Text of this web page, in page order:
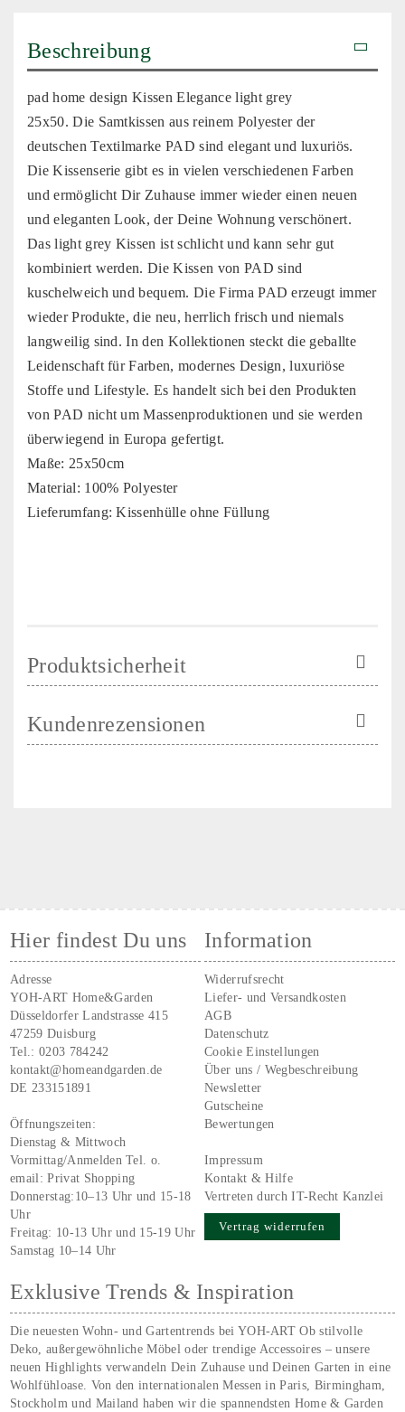
Beschreibung
pad home design Kissen Elegance light grey
25x50. Die Samtkissen aus reinem Polyester der
deutschen Textilmarke PAD sind elegant und luxuriös.
Die Kissenserie gibt es in vielen verschiedenen Farben
und ermöglicht Dir Zuhause immer wieder einen neuen
und eleganten Look, der Deine Wohnung verschönert.
Das light grey Kissen ist schlicht und kann sehr gut
kombiniert werden. Die Kissen von PAD sind
kuschelweich und bequem. Die Firma PAD erzeugt immer
wieder Produkte, die neu, herrlich frisch und niemals
langweilig sind. In den Kollektionen steckt die geballte
Leidenschaft für Farben, modernes Design, luxuriöse
Stoffe und Lifestyle. Es handelt sich bei den Produkten
von PAD nicht um Massenproduktionen und sie werden
überwiegend in Europa gefertigt.
Maße: 25x50cm
Material: 100% Polyester
Lieferumfang: Kissenhülle ohne Füllung
Produktsicherheit
Kundenrezensionen
Hier findest Du uns
Adresse
YOH-ART Home&Garden
Düsseldorfer Landstrasse 415
47259 Duisburg
Tel.:0203 784242
kontakt@homeandgarden.de
DE 233151891
Öffnungszeiten:
Dienstag & Mittwoch
Vormittag/Anmelden Tel. o.
email:Privat Shopping
Donnerstag:10–13 Uhr und 15-18
Uhr
Freitag: 10-13 Uhr und 15-19 Uhr
Samstag 10–14 Uhr
Information
Widerrufsrecht
Liefer- und Versandkosten
AGB
Datenschutz
Cookie Einstellungen
Über uns / Wegbeschreibung
Newsletter
Gutscheine
Bewertungen
Impressum
Kontakt & Hilfe
Vertreten durch IT-Recht Kanzlei
Vertrag widerrufen
Exklusive Trends & Inspiration
Die neuesten Wohn- und Gartentrends bei YOH‑ART Ob stilvolle
Deko, außergewöhnliche Möbel oder trendige Accessoires – unsere
neuen Highlights verwandeln Dein Zuhause und Deinen Garten in eine
Wohlfühloase. Von den internationalen Messen in Paris, Birmingham,
Stockholm und Mailand haben wir die spannendsten Home & Garden